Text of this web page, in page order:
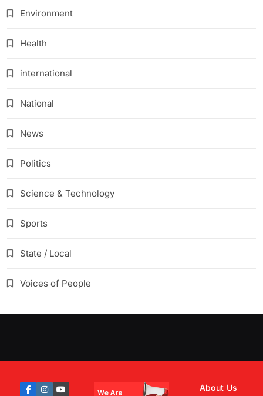
Environment
Health
international
National
News
Politics
Science & Technology
Sports
State / Local
Voices of People
About Us